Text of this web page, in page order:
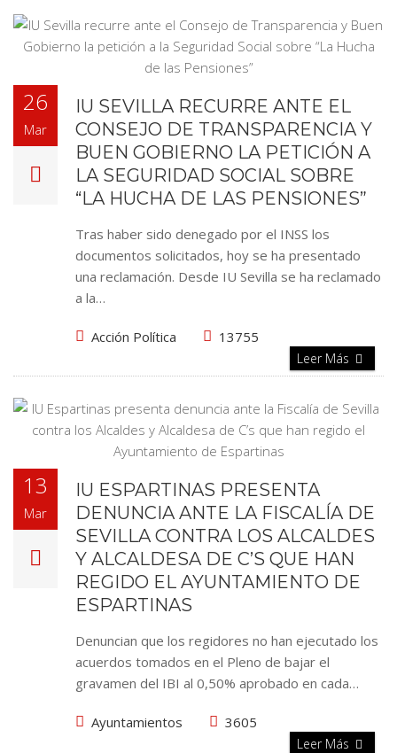
26
Mar
IU SEVILLA RECURRE ANTE EL
CONSEJO DE TRANSPARENCIA Y
BUEN GOBIERNO LA PETICIÓN A
LA SEGURIDAD SOCIAL SOBRE
“LA HUCHA DE LAS PENSIONES”
Tras haber sido denegado por el INSS los
documentos solicitados, hoy se ha presentado
una reclamación. Desde IU Sevilla se ha reclamado
a la…
Acción Política 13755
Leer Más
13
Mar
IU ESPARTINAS PRESENTA
DENUNCIA ANTE LA FISCALÍA DE
SEVILLA CONTRA LOS ALCALDES
Y ALCALDESA DE C’S QUE HAN
REGIDO EL AYUNTAMIENTO DE
ESPARTINAS
Denuncian que los regidores no han ejecutado los
acuerdos tomados en el Pleno de bajar el
gravamen del IBI al 0,50% aprobado en cada…
Ayuntamientos 3605
Leer Más